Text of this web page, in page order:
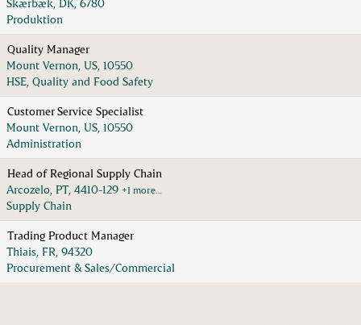
Produktion
Quality Manager
Mount Vernon, US, 10550
HSE, Quality and Food Safety
Customer Service Specialist
Mount Vernon, US, 10550
Administration
Head of Regional Supply Chain
Arcozelo, PT, 4410-129 +1 more…
Supply Chain
Trading Product Manager
Thiais, FR, 94320
Procurement & Sales/Commercial